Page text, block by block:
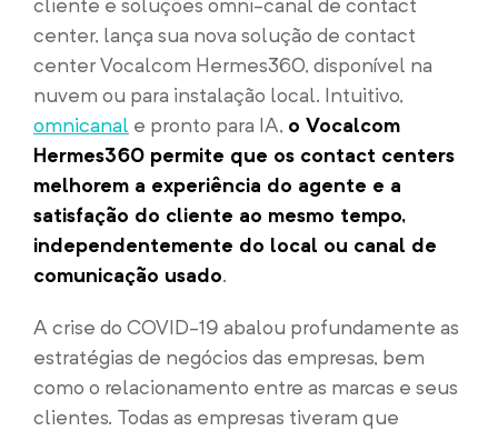
cliente e soluções omni-canal de contact
center, lança sua nova solução de contact
center Vocalcom Hermes360, disponível na
nuvem ou para instalação local. Intuitivo,
omnicanal e pronto para IA, o Vocalcom
Hermes360 permite que os contact centers
melhorem a experiência do agente e a
satisfação do cliente ao mesmo tempo,
independentemente do local ou canal de
comunicação usado.
A crise do COVID-19 abalou profundamente as
estratégias de negócios das empresas, bem
como o relacionamento entre as marcas e seus
clientes. Todas as empresas tiveram que